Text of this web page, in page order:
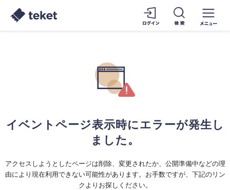
イベントページ表示時にエラーが発生し
ました。
アクセスしようとしたページは削除、変更されたか、公開準備中などの理
由により現在利用できない可能性があります。お手数ですが、下記のリン
クよりお探しください。